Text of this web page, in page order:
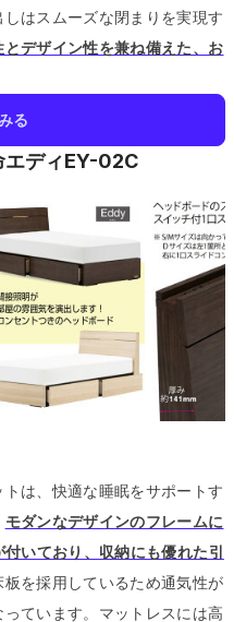
はスムーズな閉まりを実現す
とデザイン性を兼ね備えた、お
る
エディEY-02C
は、快適な睡眠をサポートす
モダンなデザインのフレームに
いており、収納にも優れた引
板を採用しているため通気性が
ています。 マットレスには高